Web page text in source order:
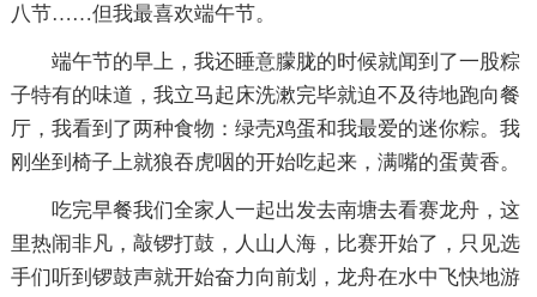
八节……但我最喜欢端午节。
端午节的早上，我还睡意朦胧的时候就闻到了一股粽
子特有的味道，我立马起床洗漱完毕就迫不及待地跑向餐
厅，我看到了两种食物：绿壳鸡蛋和我最爱的迷你粽。我
刚坐到椅子上就狼吞虎咽的开始吃起来，满嘴的蛋黄香。
吃完早餐我们全家人一起出发去南塘去看赛龙舟，这
里热闹非凡，敲锣打鼓，人山人海，比赛开始了，只见选
手们听到锣鼓声就开始奋力向前划，龙舟在水中飞快地游